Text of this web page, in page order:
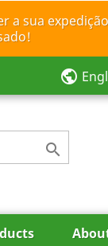
sua
public
